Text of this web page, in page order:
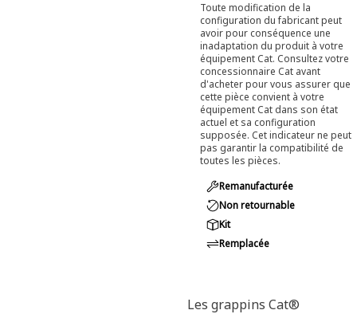
Toute modification de la
configuration du fabricant peut
avoir pour conséquence une
inadaptation du produit à votre
équipement Cat. Consultez votre
concessionnaire Cat avant
d'acheter pour vous assurer que
cette pièce convient à votre
équipement Cat dans son état
actuel et sa configuration
supposée. Cet indicateur ne peut
pas garantir la compatibilité de
toutes les pièces.
Remanufacturée
Non retournable
Kit
Remplacée
Les grappins Cat®